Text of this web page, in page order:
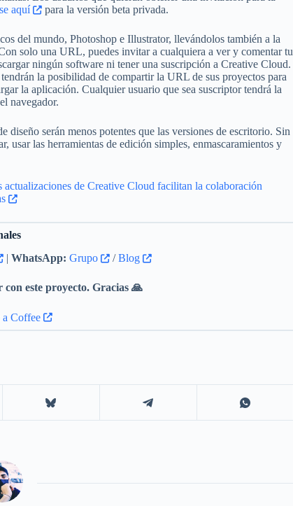
aquí para la versión beta privada.
del mundo, Photoshop e Illustrator, llevándolos también a la
solo una URL, puedes invitar a cualquiera a ver y comentar tu
ningún software ni tener una suscripción a Creative Cloud.
la posibilidad de compartir la URL de sus proyectos para
la aplicación. Cualquier usuario que sea suscriptor tendrá la
navegador.
diseño serán menos potentes que las versiones de escritorio. Sin
usar las herramientas de edición simples, enmascaramientos y
actualizaciones de Creative Cloud facilitan la colaboración
| WhatsApp: Grupo /Blog
este proyecto. Gracias 🙏